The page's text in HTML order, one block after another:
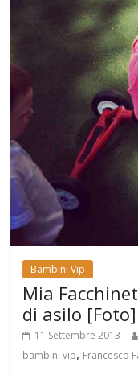
Bambini Vip
Mia
di asilo [Foto]
11 Settembre 2013
bambini vip, Francesco